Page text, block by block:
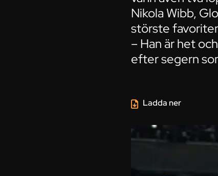
Nikola Wibb,
störste
– Han är het
efter segern
Ladda ner